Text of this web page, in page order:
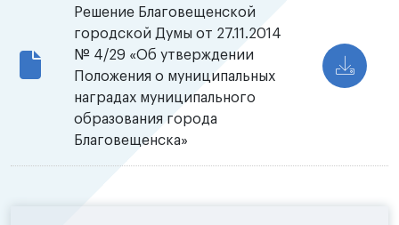
Решение Благовещенской
городской Думы от 27.11.2014
№ 4/29 «Об утверждении
Положения о муниципальных
наградах муниципального
образования города
Благовещенска»